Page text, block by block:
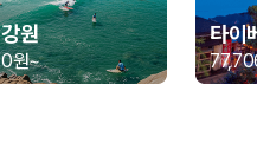
을 함께 확인할 수 있도록 돕습니
강원
0원~
타이